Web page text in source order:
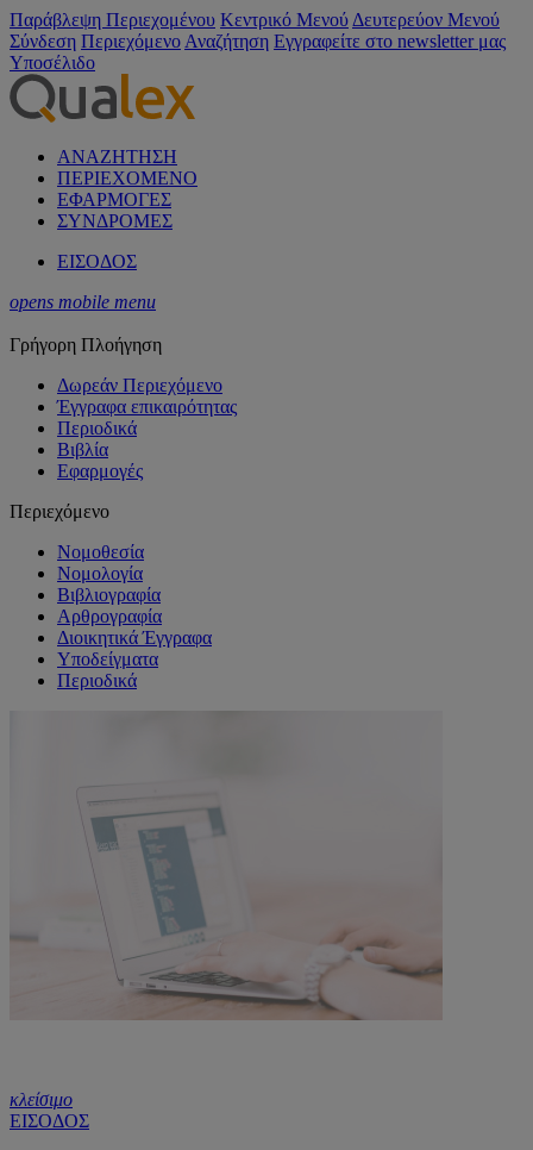
Παράβλεψη Περιεχομένου Κεντρικό Μενού Δευτερεύον Μενού
Σύνδεση Περιεχόμενο Αναζήτηση Εγγραφείτε στο newsletter μας
Υποσέλιδο
ΑΝΑΖΗΤΗΣΗ
ΠΕΡΙΕΧΟΜΕΝΟ
ΕΦΑΡΜΟΓΕΣ
ΣΥΝΔΡΟΜΕΣ
ΕΙΣΟΔΟΣ
opens mobile menu
Γρήγορη Πλοήγηση
Δωρεάν Περιεχόμενο
Έγγραφα επικαιρότητας
Περιοδικά
Βιβλία
Εφαρμογές
Περιεχόμενο
Νομοθεσία
Νομολογία
Βιβλιογραφία
Αρθρογραφία
Διοικητικά Έγγραφα
Υποδείγματα
Περιοδικά
κλείσιμο
ΕΙΣΟΔΟΣ